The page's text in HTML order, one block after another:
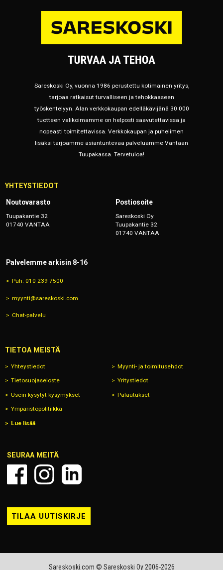
Sareskoski Oy, vuonna 1986 perustettu kotimainen yritys,
tarjoaa ratkaisut turvalliseen ja tehokkaaseen
työskentelyyn. Alan verkkokaupan edelläkävijänä 30 000
tuotteen valikoimamme on helposti saavutettavissa ja
nopeasti toimitettavissa. Verkkokaupan ja puhelimen
lisäksi tarjoamme asiantuntevaa palveluamme Vantaan
Tuupakassa. Tervetuloa!
YHTEYSTIEDOT
Noutovarasto
Tuupakantie 32
01740 VANTAA
Postiosoite
Sareskoski Oy
Tuupakantie 32
01740 VANTAA
Palvelemme arkisin 8-16
Puh. 010 239 7500
myynti@sareskoski.com
Chat-palvelu
TIETOA MEISTÄ
Yhteystiedot Myynti- ja toimitusehdot
Tietosuojaseloste Yritystiedot
Usein kysytyt kysymykset Palautukset
Ympäristöpolitiikka
Lue lisää
SEURAA MEITÄ
TILAA UUTISKIRJE
Sareskoski.com © Sareskoski Oy 2006-2026